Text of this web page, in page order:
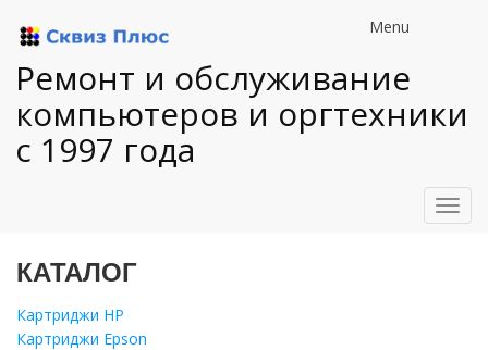
Ремонт и обслуживание
компьютеров и оргтехники
с 1997 года
Menu
КАТАЛОГ
Картриджи HP
Картриджи Epson